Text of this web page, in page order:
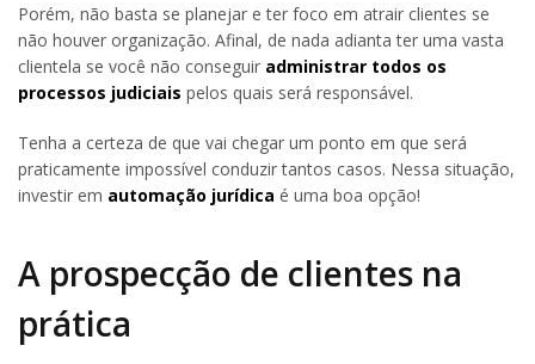
Porém, não basta se planejar e ter foco em atrair clientes se
não houver organização. Afinal, de nada adianta ter uma vasta
clientela se você não conseguir administrar todos os
processos judiciais pelos quais será responsável.
Tenha a certeza de que vai chegar um ponto em que será
praticamente impossível conduzir tantos casos. Nessa situação,
investir em automação jurídica é uma boa opção!
A prospecção de clientes na
prática